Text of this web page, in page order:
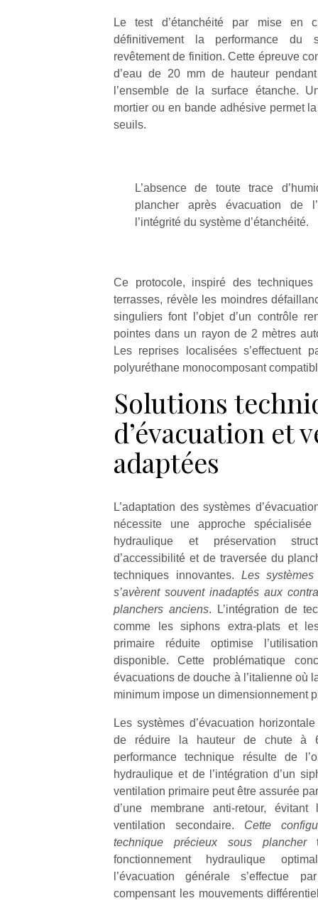
Le test d’étanchéité par mise en
définitivement la performance du
revêtement de finition. Cette épreuve
d’eau de 20 mm de hauteur
l’ensemble de la surface étanche.
mortier ou en bande adhésive permet
seuils.
L’absence de toute trace
plancher après évacuation de
l’intégrité du système d’étanchéité.
Ce protocole, inspiré des techniques
terrasses, révèle les moindres
singuliers font l’objet d’un contrôle
pointes dans un rayon de 2 mètres
Les reprises localisées s’effectuent
polyuréthane monocomposant
Solutions
d’évacuation et
adaptées
L’adaptation des systèmes
nécessite une approche
hydraulique et préservation
d’accessibilité et de traversée du
techniques innovantes. Les systèmes
s’avèrent souvent inadaptés aux
planchers anciens. L’intégration de
comme les siphons extra-plats et
primaire réduite optimise
disponible. Cette problématique
évacuations de douche à l’italienne où
minimum impose un dimensionnement
Les systèmes d’évacuation
de réduire la hauteur de chute à
performance technique résulte de
hydraulique et de l’intégration d’un
ventilation primaire peut être assurée
d’une membrane anti-retour,
ventilation secondaire. Cette
technique précieux sous plancher
fonctionnement hydraulique
l’évacuation générale s’effectue
compensant les mouvements